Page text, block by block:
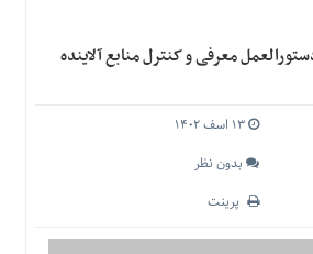
معرفی و کنترل منابع آلاینده
۱۳ اسف ۱۴۰۲
بدون نظر
پرینت